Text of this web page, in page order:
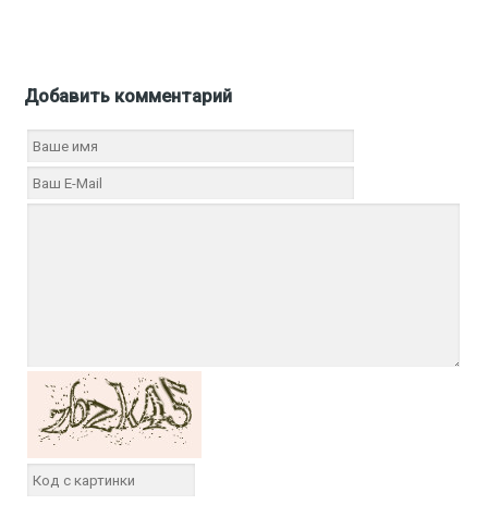
Добавить комментарий